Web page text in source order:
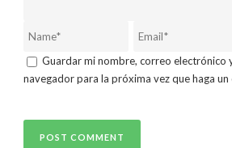
Guardar mi nombre, correo electrónico
navegador para la próxima vez que haga